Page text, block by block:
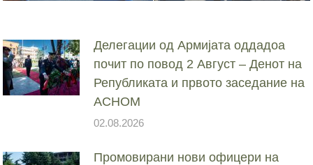
Делегации од Армијата оддадоа
почит по повод 2 Август – Денот на
Републиката и првото заседание на
АСНОМ
02.08.2026
Промовирани нови офицери на